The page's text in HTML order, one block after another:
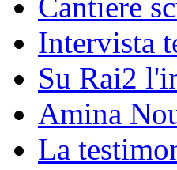
Intervista
Su Rai2
Amina
La